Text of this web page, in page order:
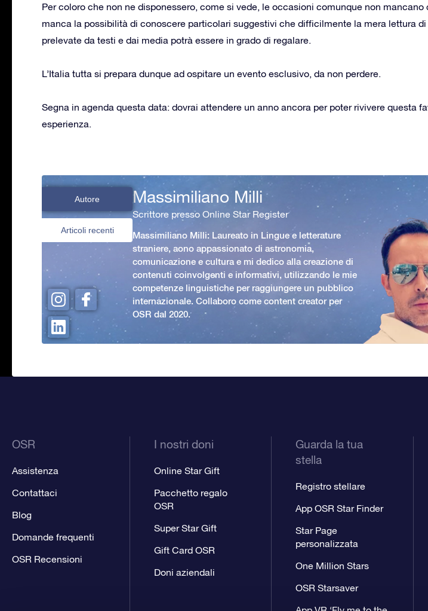
Per coloro che non ne disponessero, come si vede, le occasioni comunque non mancano
manca la possibilità di conoscere particolari suggestivi che difficilmente la mera lettura
prelevate da testi e dai media potrà essere in grado di regalare.
L’Italia tutta si prepara dunque ad ospitare un evento esclusivo, da non perdere.
Segna in agenda questa data: dovrai attendere un anno ancora per poter rivivere questa
esperienza.
Autore
Articoli recenti
Massimiliano Milli
Scrittore presso Online Star Register
Massimiliano Milli: Laureato in Lingue e letterature
straniere, aono appassionato di astronomia,
comunicazione e cultura e mi dedico alla creazione di
contenuti coinvolgenti e informativi, utilizzando le mie
competenze linguistiche per raggiungere un pubblico
internazionale. Collaboro come content creator per
OSR dal 2020.
OSR
Assistenza
Contattaci
Blog
Domande frequenti
OSR Recensioni
I nostri doni
Online Star Gift
Pacchetto regalo
OSR
Super Star Gift
Gift Card OSR
Doni aziendali
Guarda la tua
stella
Registro stellare
App OSR Star Finder
Star Page
personalizzata
One Million Stars
OSR Starsaver